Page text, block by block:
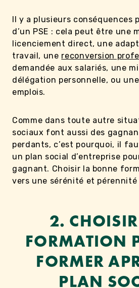
Il y a plusieurs conséquences
d’un PSE : cela peut être une
licenciement direct, une
travail, une reconversion
demandée aux salariés, une
délégation personnelle, ou
emplois.
Comme dans toute autre
sociaux font aussi des
perdants, c’est pourquoi, il
un plan social d’entreprise
gagnant. Choisir la bonne
vers une sérénité et
2.
FORMATION
FORMER
PLAN